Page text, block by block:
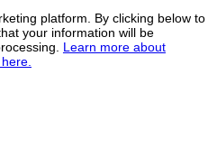
platform. By clicking below to
your information will be
Learn more about